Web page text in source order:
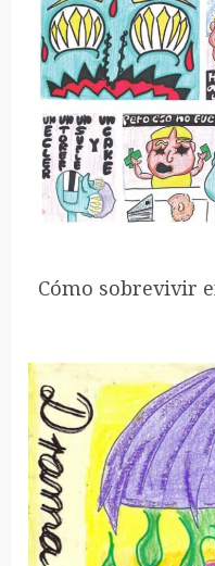
Cómo sobrevivir